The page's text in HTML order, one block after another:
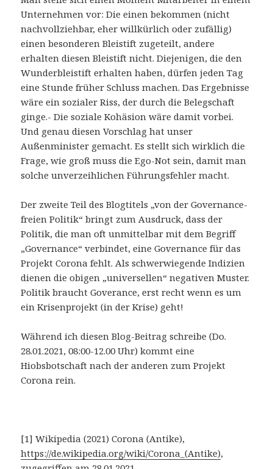
Unternehmen vor: Die einen bekommen (nicht
nachvollziehbar, eher willkürlich oder zufällig)
einen besonderen Bleistift zugeteilt, andere
erhalten diesen Bleistift nicht. Diejenigen, die den
Wunderbleistift erhalten haben, dürfen jeden Tag
eine Stunde früher Schluss machen. Das Ergebnisse
wäre ein sozialer Riss, der durch die Belegschaft
ginge.- Die soziale Kohäsion wäre damit vorbei.
Und genau diesen Vorschlag hat unser
Außenminister gemacht. Es stellt sich wirklich die
Frage, wie groß muss die Ego-Not sein, damit man
solche unverzeihlichen Führungsfehler macht.
Der zweite Teil des Blogtitels „von der Governance-
freien Politik“ bringt zum Ausdruck, dass der
Politik, die man oft unmittelbar mit dem Begriff
„Governance“ verbindet, eine Governance für das
Projekt Corona fehlt. Als schwerwiegende Indizien
dienen die obigen „universellen“ negativen Muster.
Politik braucht Goverance, erst recht wenn es um
ein Krisenprojekt (in der Krise) geht!
Während ich diesen Blog-Beitrag schreibe (Do.
28.01.2021, 08:00-12.00 Uhr) kommt eine
Hiobsbotschaft nach der anderen zum Projekt
Corona rein.
[1] Wikipedia (2021) Corona (Antike),
https://de.wikipedia.org/wiki/Corona_(Antike),